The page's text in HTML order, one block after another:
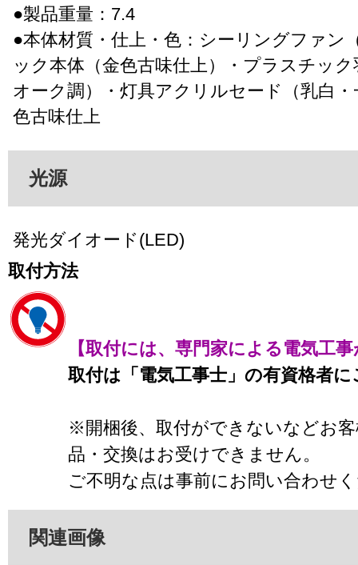
●製品重量：7.4
●本体材質・仕上・色：シーリングファン
ック本体（金色古味仕上）・プラスチッ
オーク調）・灯具アクリルセード（乳白
色古味仕上
光源
発光ダイオード(LED)
取付方法
【取付には、専門家による電気工
取付は「電気工事士」の有資格者
※開梱後、取付ができないなどお
品・交換はお受けできません。
ご不明な点は事前にお問い合わせ
関連画像